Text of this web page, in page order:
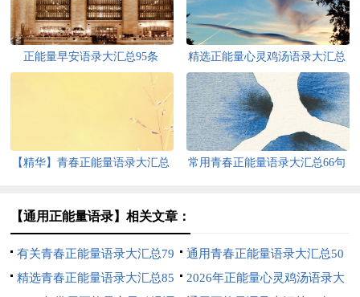
正能量早安语录大汇总95条
精选正能量心灵鸡汤语录大汇总
84条
【精华】青春正能量语录大汇总
常用青春正能量语录大汇总66句
【通用正能量语录】相关文章：
有关青春正能量语录大汇总79
条
通用青春正能量语录大汇总50
条
精选青春正能量语录大汇总85
2026年正能量心灵鸡汤语录大